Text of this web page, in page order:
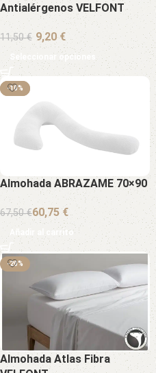
Antialérgenos VELFONT
11,50€ €
Seleccionar opciones
-10%
-10%
Almohada ABRAZAME 70×90
67,50€60,75€
Añadir al carrito
-20%
Almohada Atlas Fibra